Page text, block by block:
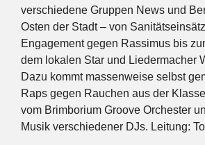
verschiedene Gruppen News und
Osten der Stadt – von
Engagement gegen Rassimus bis
dem lokalen Star und Liedermacher
Dazu kommt massenweise selbst
Raps gegen Rauchen aus der
vom Brimborium Groove Orchester
Musik verschiedener DJs. Leitung: